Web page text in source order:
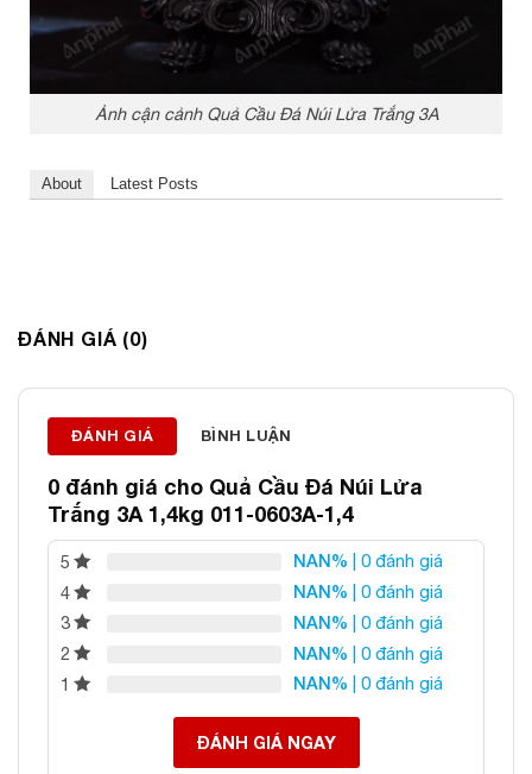
Ảnh cận cảnh Quả Cầu Đá Núi Lửa Trắng 3A
About Latest Posts
ĐÁ PHONG THỦY AN PHÁT – LỰA CHỌN SỐ 1 VỀ ĐÁ
PHONG THỦY
Địa chỉ: 60/69 Bùi Huy Bích, Hoàng Mai, Hà Nội
Điện thoại: 0982 627 166
Email:
daphongthuyanphat@gmail.com
ĐÁNH GIÁ (0)
ĐÁNH GIÁ BÌNH LUẬN
0 đánh giá cho Quả Cầu Đá Núi Lửa
Trắng 3A 1,4kg 011-0603A-1,4
5 NAN% | 0 đánh giá
4
NAN% | 0 đánh giá
3
NAN% | 0 đánh giá
2
NAN% | 0 đánh giá
1
NAN% | 0 đánh giá
ĐÁNH GIÁ NGAY